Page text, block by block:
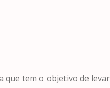
que tem o objetivo de levar